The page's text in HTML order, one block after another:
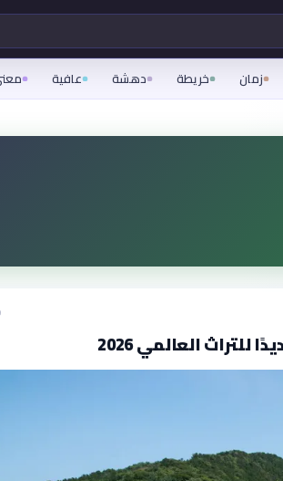
زمان خريطة دهشة عافية